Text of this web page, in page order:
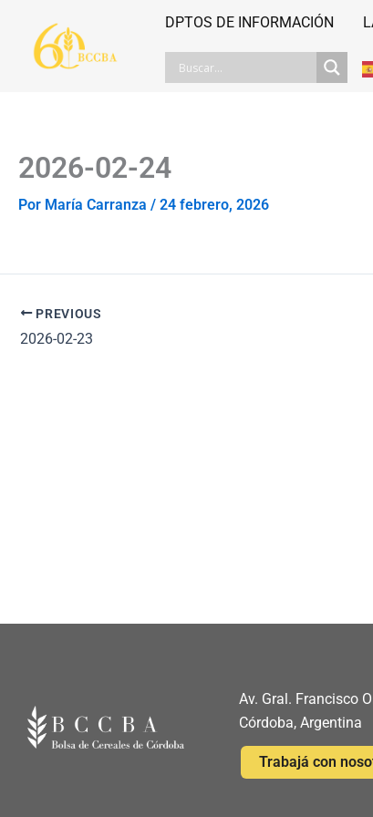
contenido
DPTOS DE INFORMACIÓN
2026-02-24
Por María Carranza / 24 febrero, 2026
PREVIOUS
2026-02-23
Av. Gral. Francisco
Córdoba, Argentina
Trabajá con